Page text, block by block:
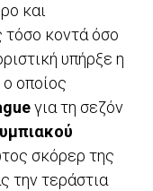
και
τόσο κοντά όσο
υπήρξε η
ο οποίος
για τη σεζόν
σκόρερ της
την τεράστια